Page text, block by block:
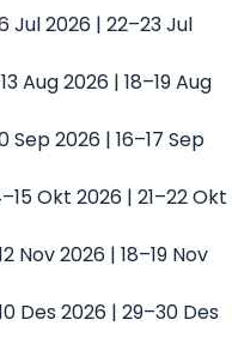
Jul 2026 | 22–23 Jul
Aug 2026 | 18–19 Aug
Sep 2026 | 16–17 Sep
Okt 2026 | 21–22 Okt
Nov 2026 | 18–19 Nov
Des 2026 | 29–30 Des